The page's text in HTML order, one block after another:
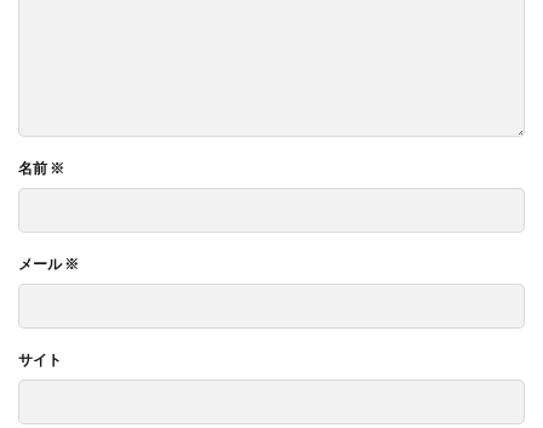
名前 ※
メール※
サイト